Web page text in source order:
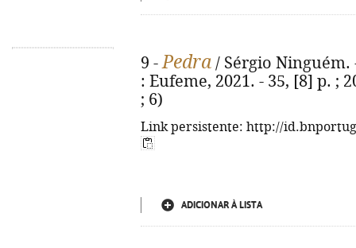
9 -Pedra / Sérgio Ninguém.
: Eufeme, 2021. - 35, [8] p. ;
; 6)
Link persistente: http://
ADICIONAR À LISTA